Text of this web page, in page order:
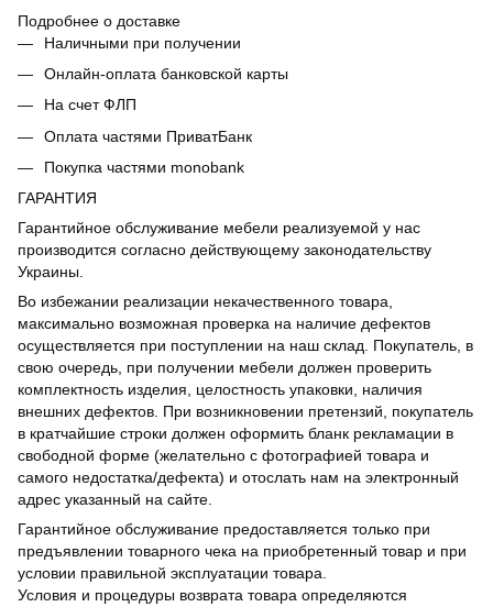
Подробнее о доставке
Наличными при получении
Онлайн-оплата банковской карты
На счет ФЛП
Оплата частями ПриватБанк
Покупка частями monobank
ГАРАНТИЯ
Гарантийное обслуживание мебели реализуемой у нас
производится согласно действующему законодательству
Украины.
Во избежании реализации некачественного товара,
максимально возможная проверка на наличие дефектов
осуществляется при поступлении на наш склад. Покупатель, в
свою очередь, при получении мебели должен проверить
комплектность изделия, целостность упаковки, наличия
внешних дефектов. При возникновении претензий, покупатель
в кратчайшие строки должен оформить бланк рекламации в
свободной форме (желательно с фотографией товара и
самого недостатка/дефекта) и отослать нам на электронный
адрес указанный на сайте.
Гарантийное обслуживание предоставляется только при
предъявлении товарного чека на приобретенный товар и при
условии правильной эксплуатации товара.
Условия и процедуры возврата товара определяются